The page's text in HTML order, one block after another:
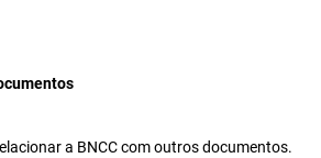
a BNCC com outros documentos.